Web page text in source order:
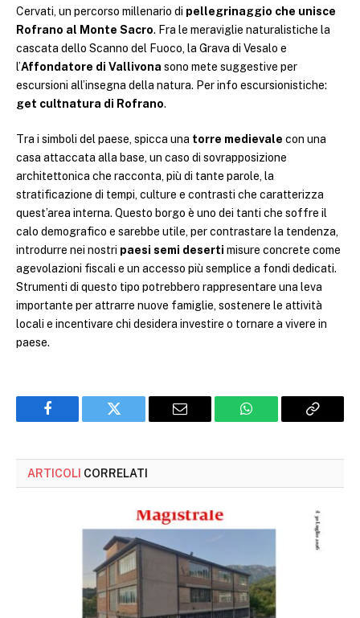
Cervati, un percorso millenario di pellegrinaggio che unisce
Rofrano al Monte Sacro. Fra le meraviglie naturalistiche la
cascata dello Scanno del Fuoco, la Grava di Vesalo e
l’Affondatore di Vallivona sono mete suggestive per
escursioni all’insegna della natura. Per info escursionistiche:
get cultnatura di Rofrano.
Tra i simboli del paese, spicca una torre medievale con una
casa attaccata alla base, un caso di sovrapposizione
architettonica che racconta, più di tante parole, la
stratificazione di tempi, culture e contrasti che caratterizza
quest’area interna. Questo borgo è uno dei tanti che soffre il
calo demografico e sarebbe utile, per contrastare la tendenza,
introdurre nei nostri paesi semi deserti misure concrete come
agevolazioni fiscali e un accesso più semplice a fondi dedicati.
Strumenti di questo tipo potrebbero rappresentare una leva
importante per attrarre nuove famiglie, sostenere le attività
locali e incentivare chi desidera investire o tornare a vivere in
paese.
Facebook Twitter Email WhatsApp Copy
ARTICOLI CORRELATI